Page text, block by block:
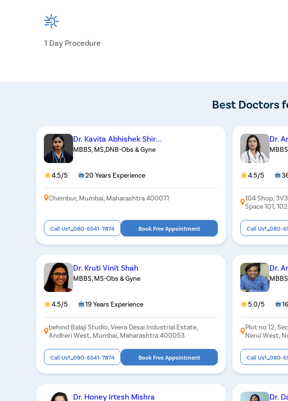
1 Day Procedure
Best Doctors
Dr. Kavita Abhishek Shir...
MBBS, MS,DNB-Obs & Gyne
4.5/5 20 Years Experience
Chembur, Mumbai, Maharashtra 400071
Call Us 080-6541-7874 Book Free Appointment
Dr.
4.5/5
104 Shop,
Space 101,
Call Us 080-
Dr. Kruti Vinit Shah
MBBS, MS-Obs & Gyne
4.5/5 19 Years Experience
behind Balaji Studio, Veera Desai Industrial Estate,
Andheri West, Mumbai, Maharashtra 400053
Call Us 080-6541-7874 Book Free Appointment
Dr.
5.0/5
Plot no 12,
Nerul West,
Call Us 080-
Dr. Honey Irtesh Mishra Dr.